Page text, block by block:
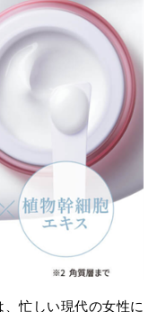
忙しい現代の女性に